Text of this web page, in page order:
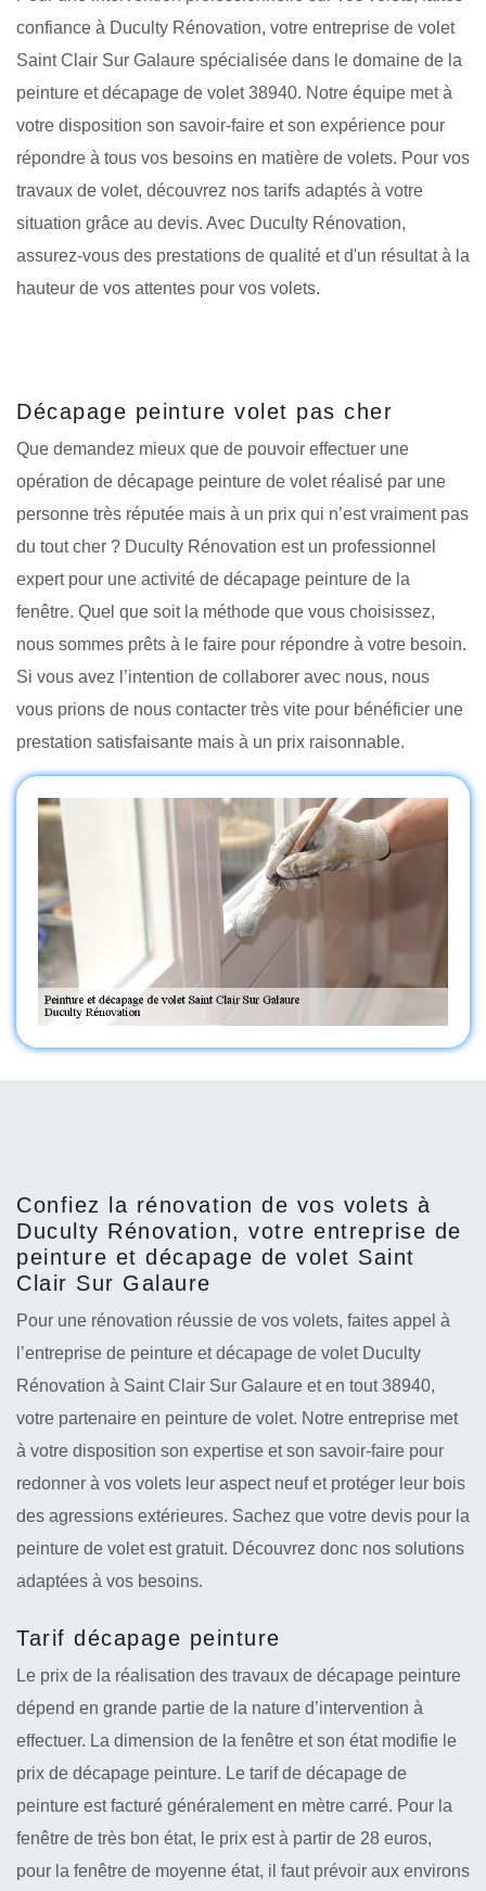
confiance à Duculty Rénovation, votre entreprise de volet
Saint Clair Sur Galaure spécialisée dans le domaine de la
peinture et décapage de volet 38940. Notre équipe met à
votre disposition son savoir-faire et son expérience pour
répondre à tous vos besoins en matière de volets. Pour vos
travaux de volet, découvrez nos tarifs adaptés à votre
situation grâce au devis. Avec Duculty Rénovation,
assurez-vous des prestations de qualité et d'un résultat à la
hauteur de vos attentes pour vos volets.
Décapage peinture volet pas cher
Que demandez mieux que de pouvoir effectuer une
opération de décapage peinture de volet réalisé par une
personne très réputée mais à un prix qui n’est vraiment pas
du tout cher ? Duculty Rénovation est un professionnel
expert pour une activité de décapage peinture de la
fenêtre. Quel que soit la méthode que vous choisissez,
nous sommes prêts à le faire pour répondre à votre besoin.
Si vous avez l’intention de collaborer avec nous, nous
vous prions de nous contacter très vite pour bénéficier une
prestation satisfaisante mais à un prix raisonnable.
Confiez la rénovation de vos volets à
Duculty Rénovation, votre entreprise de
peinture et décapage de volet Saint
Clair Sur Galaure
Pour une rénovation réussie de vos volets, faites appel à
l’entreprise de peinture et décapage de volet Duculty
Rénovation à Saint Clair Sur Galaure et en tout 38940,
votre partenaire en peinture de volet. Notre entreprise met
à votre disposition son expertise et son savoir-faire pour
redonner à vos volets leur aspect neuf et protéger leur bois
des agressions extérieures. Sachez que votre devis pour la
peinture de volet est gratuit. Découvrez donc nos solutions
adaptées à vos besoins.
Tarif décapage peinture
Le prix de la réalisation des travaux de décapage peinture
dépend en grande partie de la nature d’intervention à
effectuer. La dimension de la fenêtre et son état modifie le
prix de décapage peinture. Le tarif de décapage de
peinture est facturé généralement en mètre carré. Pour la
fenêtre de très bon état, le prix est à partir de 28 euros,
pour la fenêtre de moyenne état, il faut prévoir aux environs